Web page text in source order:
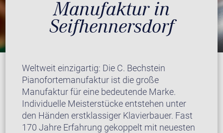
Manufaktur in
Seifhennersdorf
Weltweit einzigartig: Die C. Bechstein
Pianofortemanufaktur ist die große
Manufaktur für eine bedeutende Marke.
Individuelle Meisterstücke entstehen unter
den Händen erstklassiger Klavierbauer. Fast
170 Jahre Erfahrung gekoppelt mit neuesten